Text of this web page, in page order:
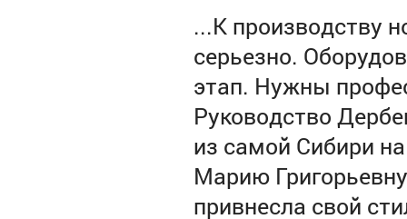
...К производству
серьезно.
этап. Нужны
Руководство
из самой Сибири
Марию
привнесла свой